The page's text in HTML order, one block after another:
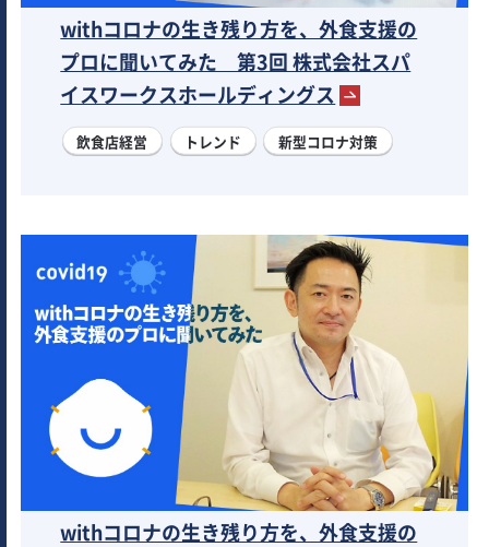
withコロナの生き残り方を、外食支援の
プロに聞いてみた 第3回 株式会社スパ
イスワークスホールディングス
飲食店経営 トレンド 新型コロナ対策
withコロナの生き残り方を、外食支援の